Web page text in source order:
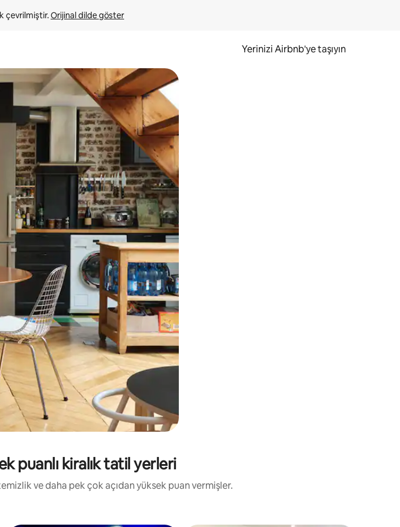
çevrilmiştir. Orijinal dilde göster
Yerinizi Airbnb'ye taşıyın
da kaydırma hareketleriyle keşfedin.
puanlı kiralık tatil yerleri
ve daha pek çok açıdan yüksek puan vermişler.